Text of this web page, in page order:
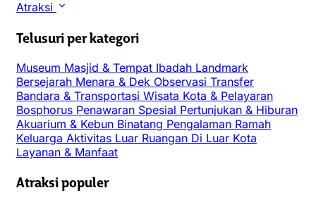
Atraksi
Telusuri per kategori
Museum Masjid & Tempat Ibadah Landmark
Bersejarah Menara & Dek Observasi Transfer
Bandara & Transportasi Wisata Kota & Pelayaran
Bosphorus Penawaran Spesial Pertunjukan & Hiburan
Akuarium & Kebun Binatang Pengalaman Ramah
Keluarga Aktivitas Luar Ruangan Di Luar Kota
Layanan & Manfaat
Atraksi populer